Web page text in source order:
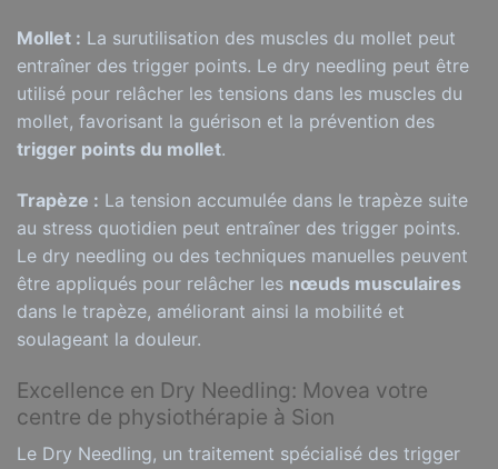
Mollet : La surutilisation des muscles du mollet peut
entraîner des trigger points. Le dry needling peut être
utilisé pour relâcher les tensions dans les muscles du
mollet, favorisant la guérison et la prévention des
trigger points du mollet.
Trapèze : La tension accumulée dans le trapèze suite
au stress quotidien peut entraîner des trigger points.
Le dry needling ou des techniques manuelles peuvent
être appliqués pour relâcher les nœuds musculaires
dans le trapèze, améliorant ainsi la mobilité et
soulageant la douleur.
Excellence en Dry Needling: Movea votre
centre de physiothérapie à Sion
Le Dry Needling, un traitement spécialisé des trigger